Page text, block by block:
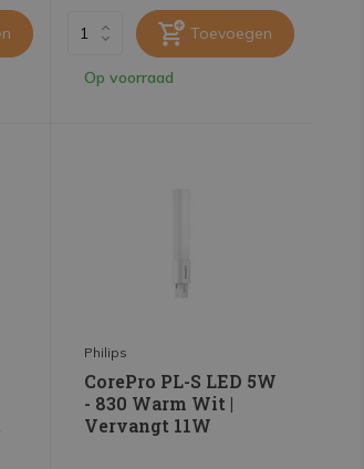
Toevoegen
Op voorraad
Philips
CorePro PL-S LED 5W
- 830 Warm Wit |
Vervangt 11W